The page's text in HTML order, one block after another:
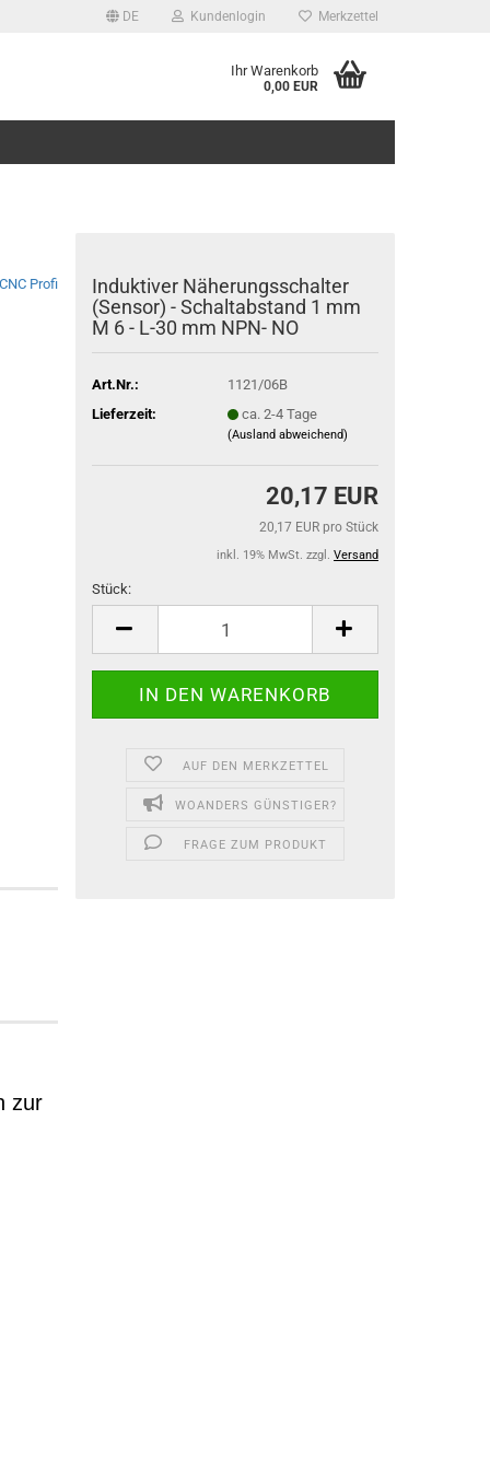
DE Kundenlogin Merkzettel
Ihr Warenkorb
0,00 EUR
CNC Profi
Induktiver Näherungsschalter
(Sensor) - Schaltabstand 1 mm
M 6 - L-30 mm NPN- NO
Art.Nr.:
1121/06B
Lieferzeit:
ca. 2-4 Tage
(Ausland abweichend)
20,17 EUR
20,17 EUR pro Stück
inkl. 19% MwSt. zzgl. Versand
Stück:
Stück
AUF DEN MERKZETTEL
WOANDERS GÜNSTIGER?
FRAGE ZUM PRODUKT
zur